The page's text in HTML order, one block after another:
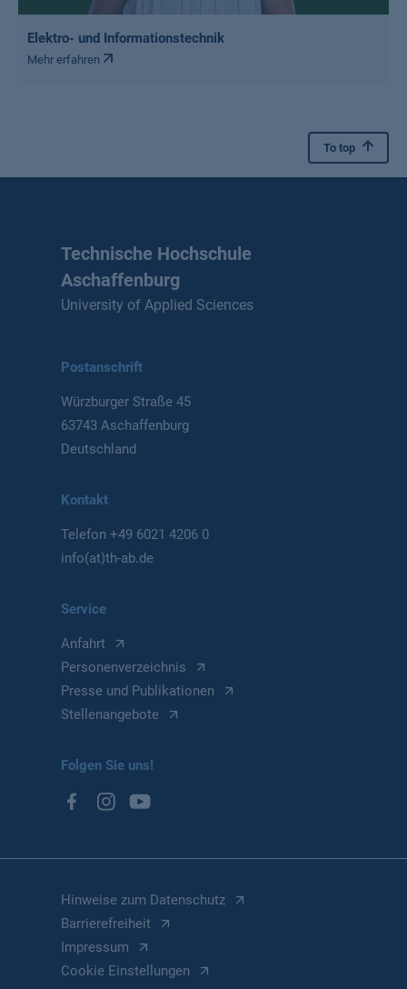
Elektro- und Informationstechnik
Mehr erfahren
To top
Technische Hochschule
Aschaffenburg
University of Applied Sciences
Postanschrift
Würzburger Straße 45
63743 Aschaffenburg
Deutschland
Kontakt
Telefon+49 6021 4206 0
info(at)th-ab.de
Service
Anfahrt
Personenverzeichnis
Presse und Publikationen
Stellenangebote
Folgen Sie uns!
Hinweise zum Datenschutz
Barrierefreiheit
Impressum
Cookie Einstellungen